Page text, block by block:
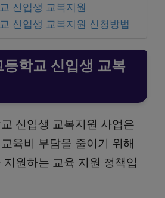
신입생 교복지원
신입생 교복지원 신청방법
등학교 신입생 교복
신입생 교복지원 사업은
육비 부담을 줄이기 위해
원하는 교육 지원 정책입